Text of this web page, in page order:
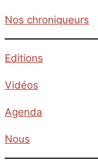
Nos chroniqueurs
Editions
Vidéos
Agenda
Nous